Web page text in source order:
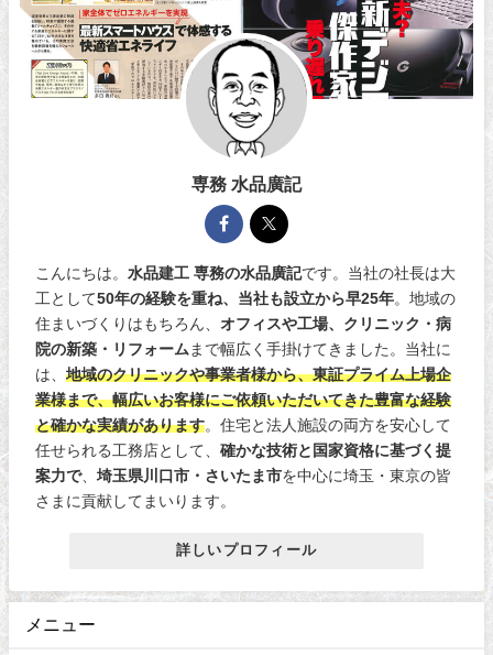
専務 水品廣記
こんにちは。水品建工 専務の水品廣記です。当社の社長は大
工として50年の経験を重ね、当社も設立から早25年 。地域の
住まいづくりはもちろん、 オフィスや工場、クリニック・病
院の新築・リフォーム まで幅広く手掛けてきました。当社に
は、地域のクリニックや事業者様から、東証プライム上場企
業様まで、幅広いお客様にご依頼いただいてきた豊富な経験
と確かな実績があります 。住宅と法人施設の両方を安心して
任せられる工務店として、確かな技術と国家資格に基づく提
案力で、埼玉県川口市・さいたま市を中心に埼玉・東京の皆
さまに貢献してまいります。
詳しいプロフィール
メニュー